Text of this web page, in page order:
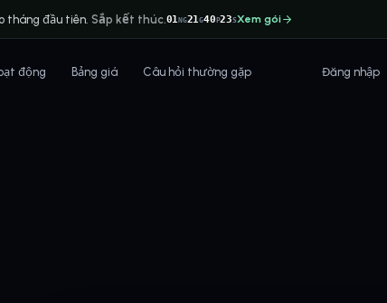
tháng đầu tiên. Sắp kết thúc.01NG21G40P22SXem gói
động Bảng giá Câu hỏi thường gặp Đăng nhập